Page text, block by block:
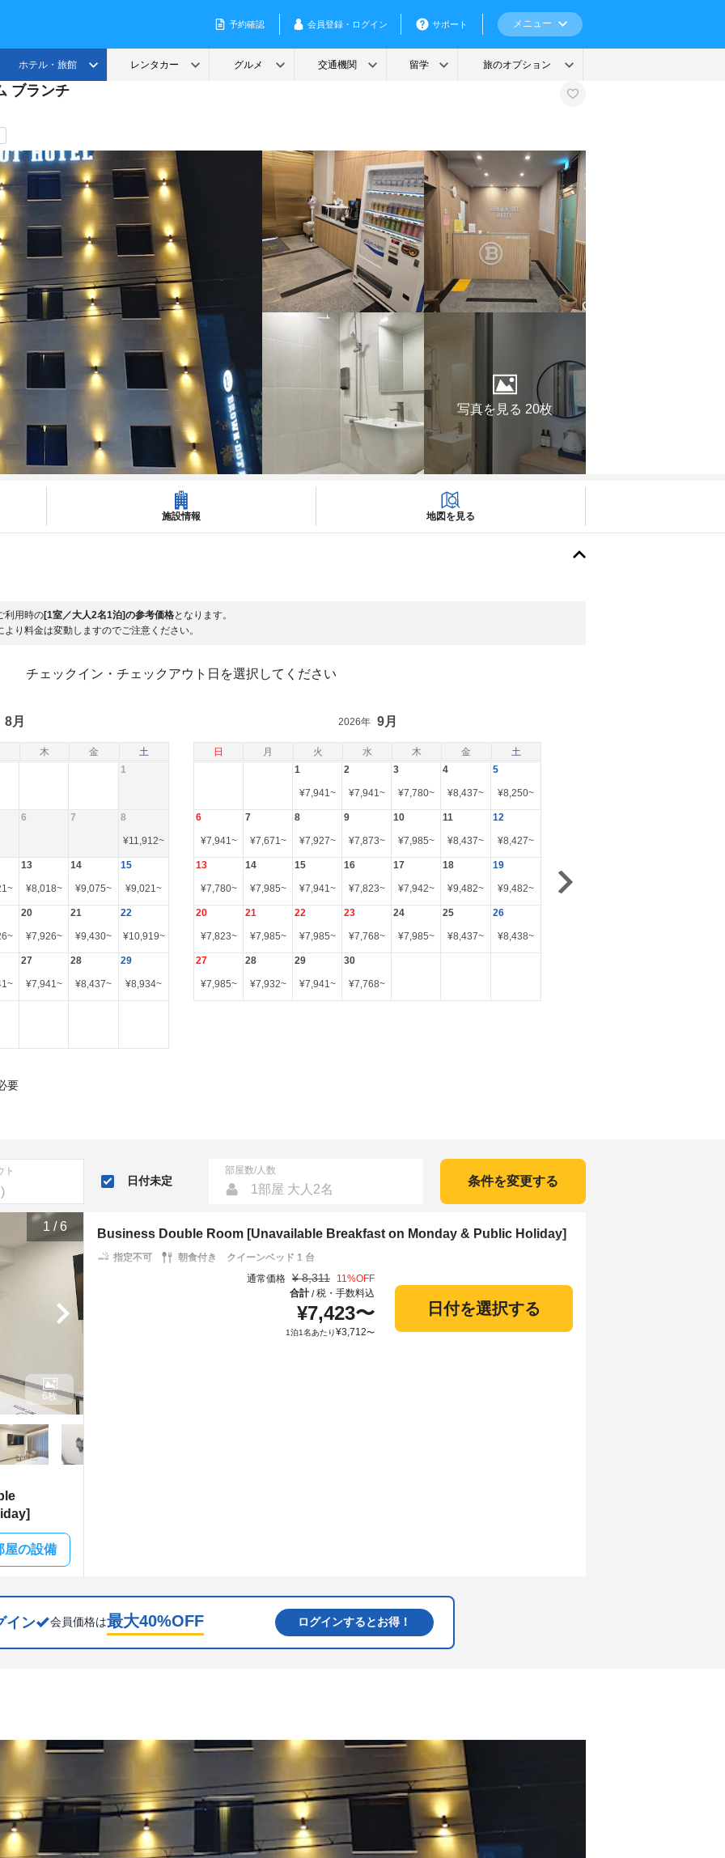
ブランチ
写真を見る 20枚
施設情報 地図を見る
利用時の[1室／大人2名1泊]の参考価格となります。
り料金は変動しますのでご注意ください。
チェックイン・チェックアウト日を選択してください
木 金 土 日 月 火 水 木 金 土
8月
1
6 7 8
¥11,912~
~
13
¥8,018~
14
¥9,075~
15
¥9,021~
~
20
¥7,926~
21
¥9,430~
22
¥10,919~
~
27
¥7,941~
28
¥8,437~
29
¥8,934~
2026年 9月
1
¥7,941~
2
¥7,941~
3
¥7,780~
4
¥8,437~
5
¥8,250~
6
¥7,941~
7
¥7,671~
8
¥7,927~
9
¥7,873~
10
¥7,985~
11
¥8,437~
12
¥8,427~
13
¥7,780~
14
¥7,985~
15
¥7,941~
16
¥7,823~
17
¥7,942~
18
¥9,482~
19
¥9,482~
20
¥7,823~
21
¥7,985~
22
¥7,985~
23
¥7,768~
24
¥7,985~
25
¥8,437~
26
¥8,438~
27
¥7,985~
28
¥7,932~
29
¥7,941~
30
¥7,768~
要
ト
日付未定
部屋数/人数
1部屋 大人2名
条件を変更する
1 /6
屋の設備
6枚
Business Double Room [Unavailable Breakfast on Monday & Public Holiday]
指定不可 朝食付き
クイーンベッド 1 台
通常価格 ¥ 8,311 11%OFF
合計/税・手数料込
¥7,423〜
1泊1名あたり¥3,712〜
日付を選択する
イン 会員価格は最大40%OFF ログインするとお得！